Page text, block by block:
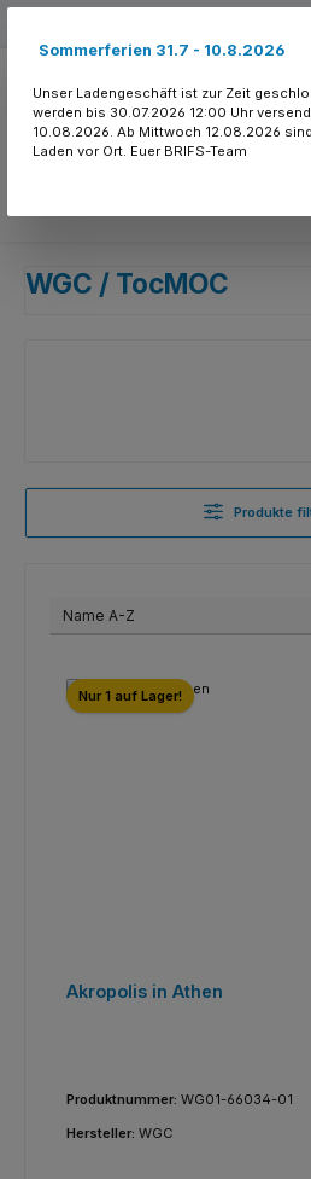
WGC / TocMOC
Produkte
Nur 1 auf Lager!
Akropolis in Athen
Produktnummer: WG01-66034-01
Hersteller: WGC
Sommerferien 31.7 - 10.8.2026
Unser Ladengeschäft ist zur Zeit
werden bis 30.07.2026 12:00 Uhr
10.08.2026. Ab Mittwoch 12.08.2026
Laden vor Ort. Euer BRIFS-Team